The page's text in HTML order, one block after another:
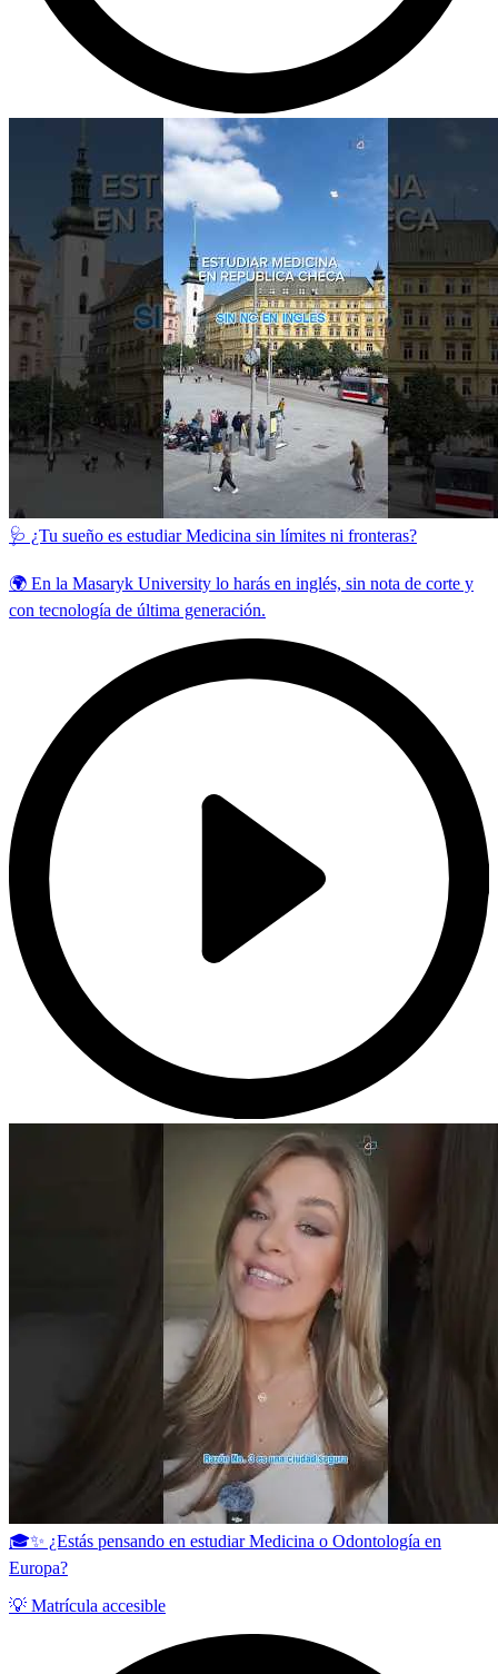
🩺 ¿Tu sueño es estudiar Medicina sin límites ni fronteras?
🌍 En la Masaryk University lo harás en inglés, sin nota de corte y
con tecnología de última generación.
🎓✨ ¿Estás pensando en estudiar Medicina o Odontología en
Europa?
💡 Matrícula accesible